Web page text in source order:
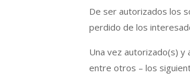
De ser autorizados los
perdido de los
Una vez autorizado(s) y
entre otros – los